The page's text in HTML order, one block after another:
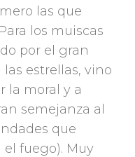
las que
los muiscas
por el gran
estrellas, vino
la moral y a
semejanza al
que
fuego). Muy